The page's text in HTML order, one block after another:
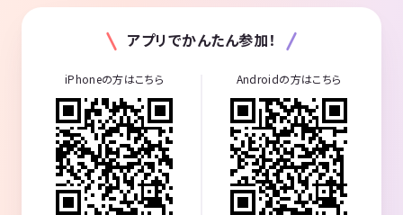
アプリでかんたん参加！
iPhoneの方はこちら Androidの方はこちら